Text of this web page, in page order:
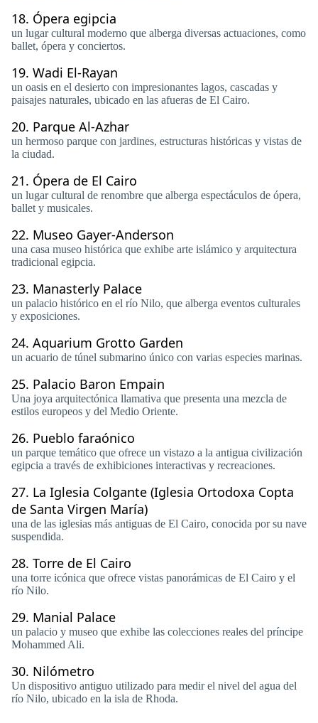
18. Ópera egipcia
un lugar cultural moderno que alberga diversas actuaciones, como
ballet, ópera y conciertos.
19. Wadi El-Rayan
un oasis en el desierto con impresionantes lagos, cascadas y
paisajes naturales, ubicado en las afueras de El Cairo.
20. Parque Al-Azhar
un hermoso parque con jardines, estructuras históricas y vistas de
la ciudad.
21. Ópera de El Cairo
un lugar cultural de renombre que alberga espectáculos de ópera,
ballet y musicales.
22. Museo Gayer-Anderson
una casa museo histórica que exhibe arte islámico y arquitectura
tradicional egipcia.
23. Manasterly Palace
un palacio histórico en el río Nilo, que alberga eventos culturales
y exposiciones.
24. Aquarium Grotto Garden
un acuario de túnel submarino único con varias especies marinas.
25. Palacio Baron Empain
Una joya arquitectónica llamativa que presenta una mezcla de
estilos europeos y del Medio Oriente.
26. Pueblo faraónico
un parque temático que ofrece un vistazo a la antigua civilización
egipcia a través de exhibiciones interactivas y recreaciones.
27. La Iglesia Colgante (Iglesia Ortodoxa Copta
de Santa Virgen María)
una de las iglesias más antiguas de El Cairo, conocida por su nave
suspendida.
28. Torre de El Cairo
una torre icónica que ofrece vistas panorámicas de El Cairo y el
río Nilo.
29. Manial Palace
un palacio y museo que exhibe las colecciones reales del príncipe
Mohammed Ali.
30. Nilómetro
Un dispositivo antiguo utilizado para medir el nivel del agua del
río Nilo, ubicado en la isla de Rhoda.